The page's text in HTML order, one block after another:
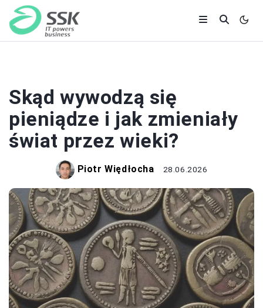
Skąd wywodzą się
pieniądze i jak zmieniały
świat przez wieki?
Piotr Więdłocha 28.06.2026